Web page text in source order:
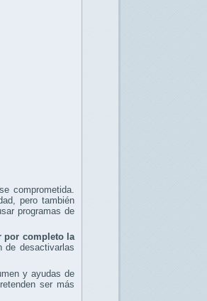
comprometida.
pero también
programas de
por completo la
de desactivarlas
y ayudas de
ser más